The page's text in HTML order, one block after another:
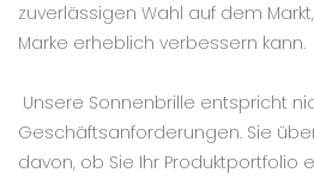
zuverlässigen Wahl auf dem
Marke erheblich verbessern kann.
Unsere Sonnenbrille entspricht
Geschäftsanforderungen. Sie
davon, ob Sie Ihr Produktportfolio